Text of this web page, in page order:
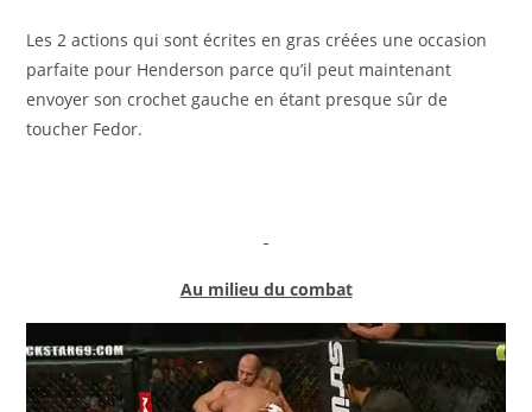
Les 2 actions qui sont écrites en gras créées une occasion
parfaite pour Henderson parce qu’il peut maintenant
envoyer son crochet gauche en étant presque sûr de
toucher Fedor.
Au milieu du combat